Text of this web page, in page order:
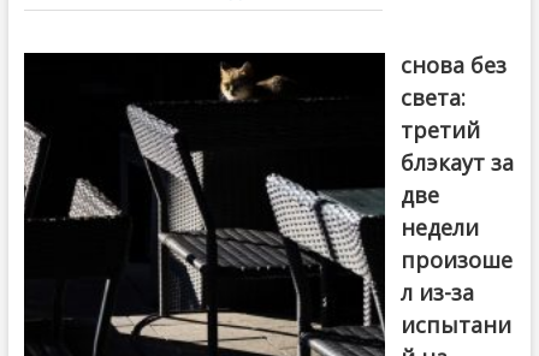
снова без
света:
третий
блэкаут за
две
недели
произоше
л из-за
испытани